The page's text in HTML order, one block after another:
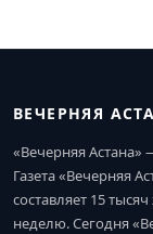
ВЕЧЕРНЯЯ
«Вечерняя
Газета «Вечерняя
составляет 15
неделю. Сегодня